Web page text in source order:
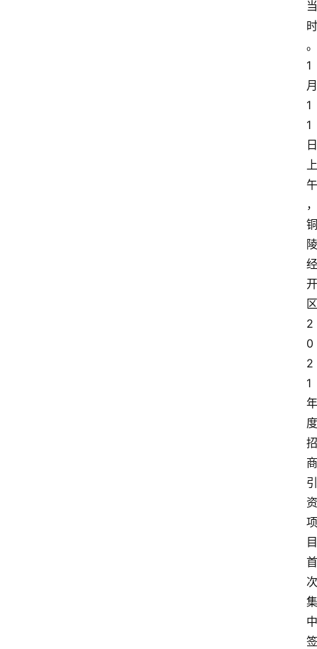
当
时
。
1
月
1
1
日
上
午
，
铜
陵
经
开
区
2
0
2
1
年
度
招
商
引
资
项
目
首
次
集
中
签